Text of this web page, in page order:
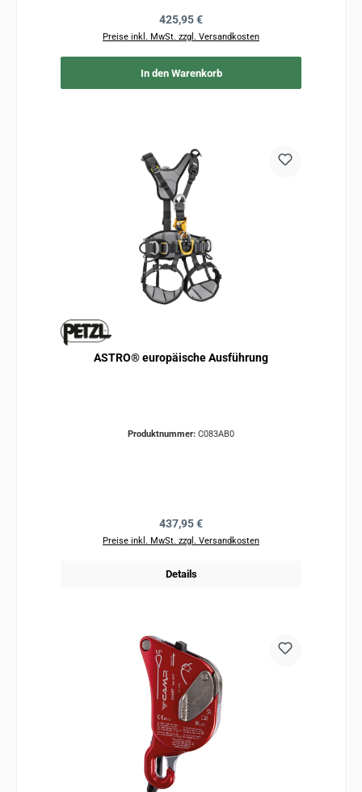
Regulärer Preis:
425,95 €
Preise inkl. MwSt. zzgl. Versandkosten
In den Warenkorb
ASTRO® europäische Ausführung
Produktnummer: C083AB0
Regulärer Preis:
437,95 €
Preise inkl. MwSt. zzgl. Versandkosten
Details